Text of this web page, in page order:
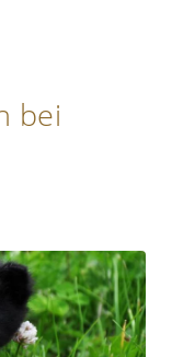
bei